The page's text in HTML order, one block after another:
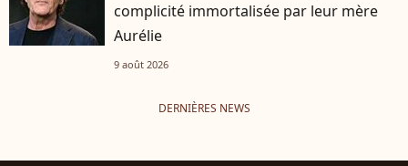
complicité immortalisée par leur mère
Aurélie
9 août 2026
DERNIÈRES NEWS